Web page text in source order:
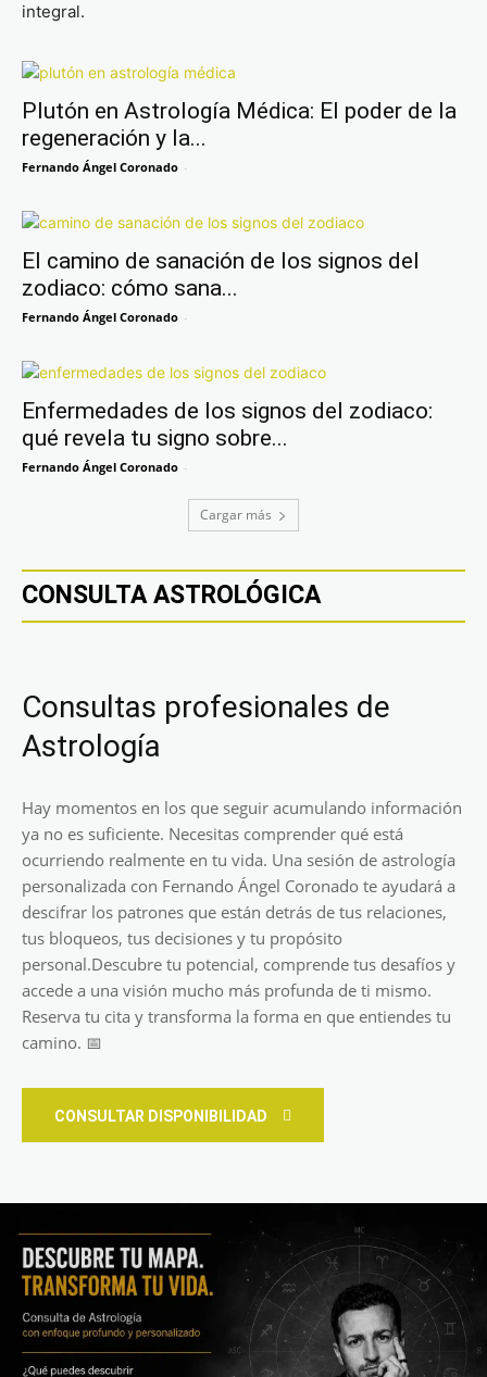
integral.
Plutón en Astrología Médica: El poder de la
regeneración y la...
Fernando Ángel Coronado -
El camino de sanación de los signos del
zodiaco: cómo sana...
Fernando Ángel Coronado -
Enfermedades de los signos del zodiaco:
qué revela tu signo sobre...
Fernando Ángel Coronado -
Cargar más
CONSULTA ASTROLÓGICA
Consultas profesionales de
Astrología
Hay momentos en los que seguir acumulando información
ya no es suficiente. Necesitas comprender qué está
ocurriendo realmente en tu vida. Una sesión de astrología
personalizada con Fernando Ángel Coronado te ayudará a
descifrar los patrones que están detrás de tus relaciones,
tus bloqueos, tus decisiones y tu propósito
personal.Descubre tu potencial, comprende tus desafíos y
accede a una visión mucho más profunda de ti mismo.
Reserva tu cita y transforma la forma en que entiendes tu
camino. 📅
CONSULTAR DISPONIBILIDAD